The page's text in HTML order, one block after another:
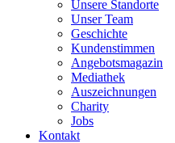
Unsere Standorte
Unser Team
Geschichte
Kundenstimmen
Angebotsmagazin
Mediathek
Auszeichnungen
Charity
Jobs
Kontakt